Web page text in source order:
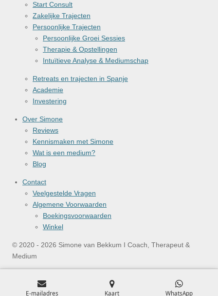
Start Consult
Zakelijke Trajecten
Persoonlijke Trajecten
Persoonlijke Groei Sessies
Therapie & Opstellingen
Intuïtieve Analyse & Mediumschap
Retreats en trajecten in Spanje
Academie
Investering
Over Simone
Reviews
Kennismaken met Simone
Wat is een medium?
Blog
Contact
Veelgestelde Vragen
Algemene Voorwaarden
Boekingsvoorwaarden
Winkel
© 2020 - 2026 Simone van Bekkum I Coach, Therapeut &
Medium
E-mailadres Kaart WhatsApp